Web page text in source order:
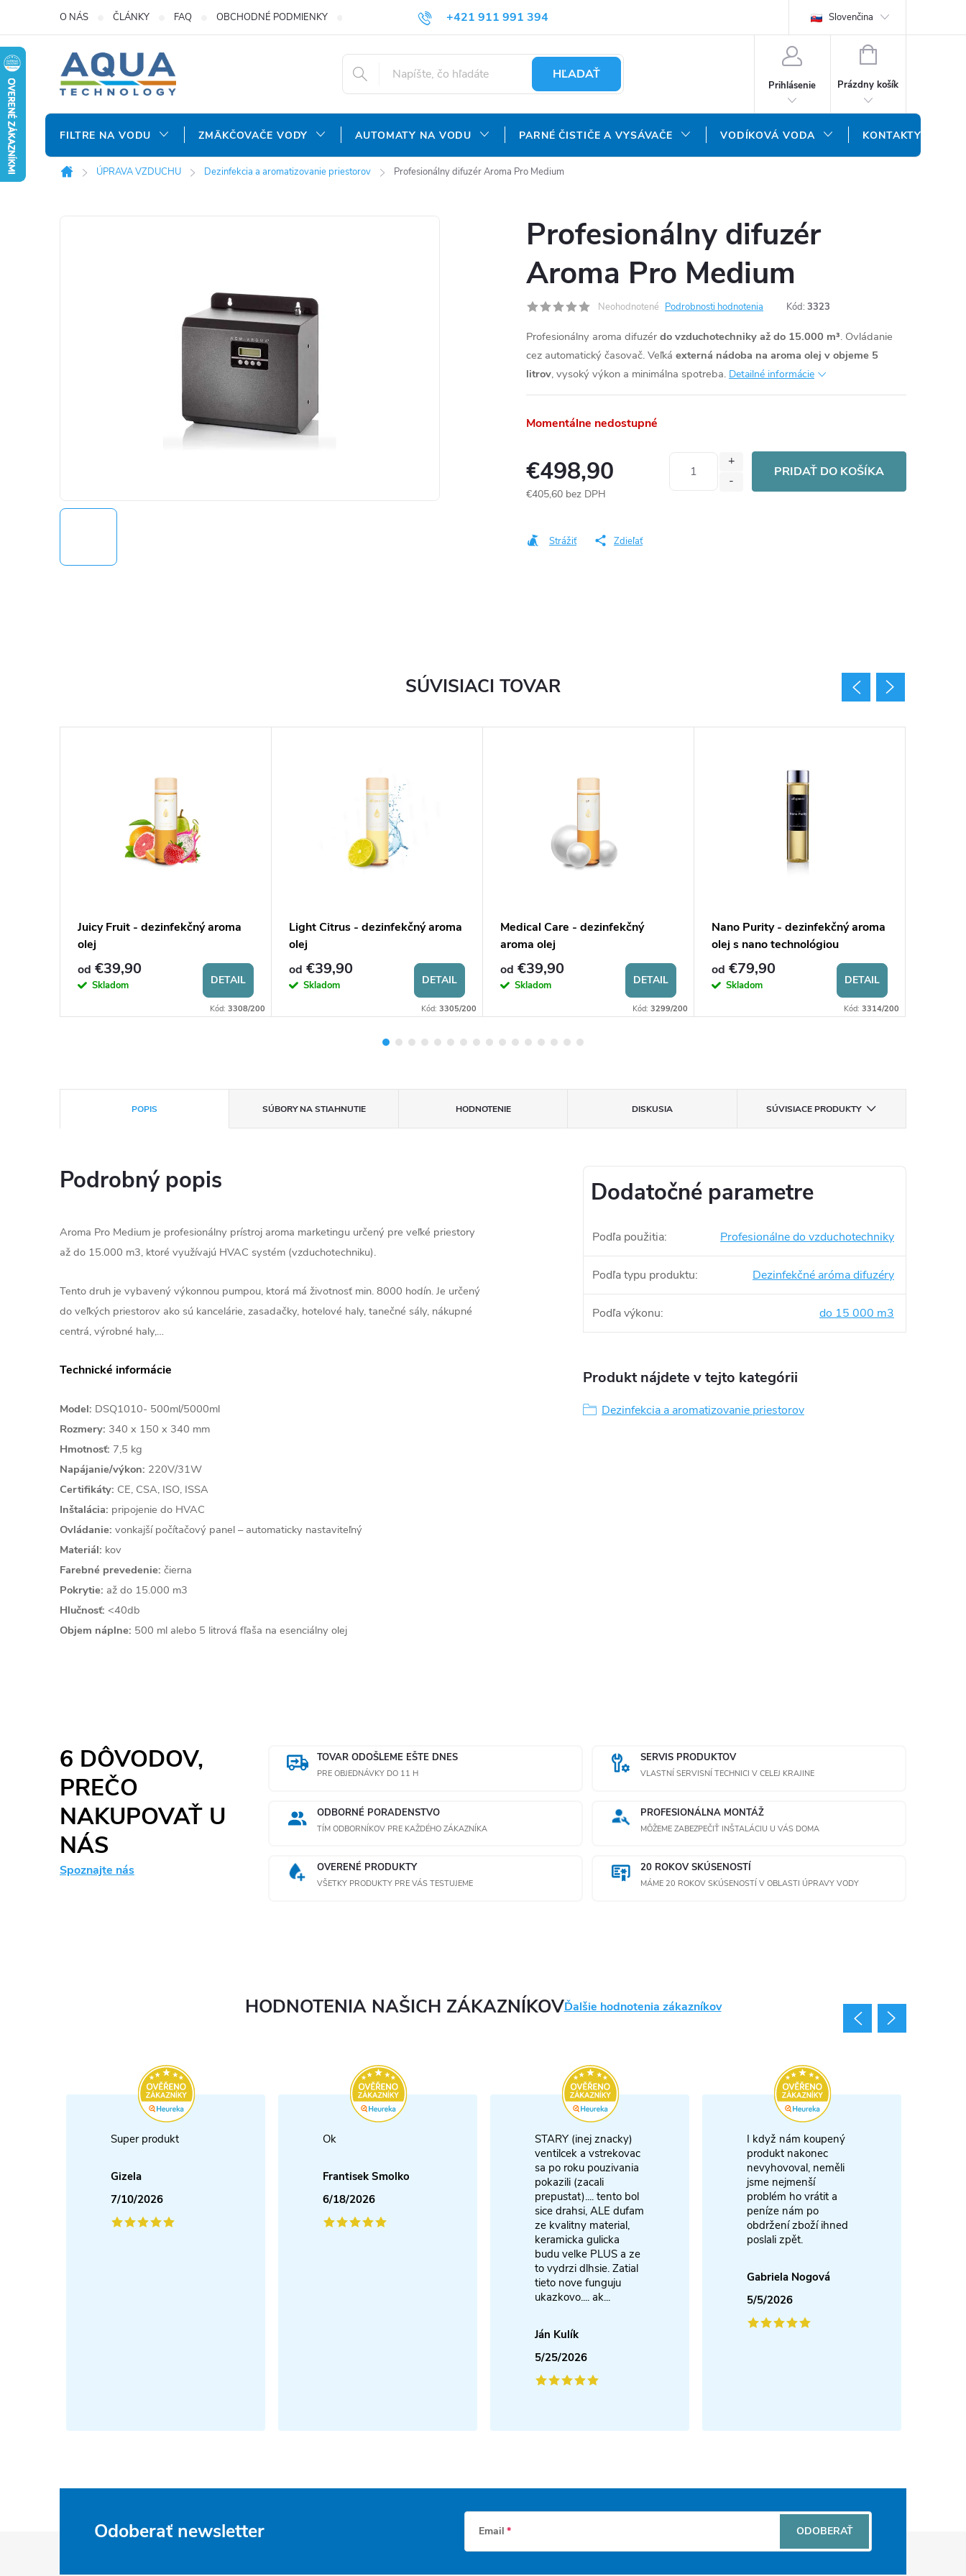
obsah
+421 911 991 394
info@aquatechnology.sk
O NÁS ČLÁNKY FAQ OBCHODNÉ PODMIENKY REKLAMAČNÝ PORIADOK OCHRANA OSOBNÝCH ÚDAJOV DOPRAVA A PLATBA
Slovenčina
HĽADAŤ
Prihlásenie
NÁKUPNÝ
Prázdny košík
FILTRE NA VODU ZMÄKČOVAČE VODY AUTOMATY NA VODU PARNÉ ČISTIČE A VYSÁVAČE VODÍKOVÁ VODA KONTAKTY
Domov
ÚPRAVA VZDUCHU Dezinfekcia a aromatizovanie priestorov Profesionálny difuzér Aroma Pro Medium
Profesionálny difuzér
Aroma Pro Medium
Neohodnotené Podrobnosti hodnotenia Kód: 3323
Profesionálny aroma difuzér do vzduchotechniky až do 15.000 m³. Ovládanie
cez automatický časovač. Veľká externá nádoba na aroma olej v objeme 5
litrov, vysoký výkon a minimálna spotreba. Detailné informácie
Momentálne nedostupné
€498,90
€405,60 bez DPH
PRIDAŤ DO KOŠÍKA
Strážiť Zdieľať
POPIS SÚBORY NA STIAHNUTIE HODNOTENIE DISKUSIA SÚVISIACE PRODUKTY
Podrobný popis
Aroma Pro Medium je profesionálny prístroj aroma marketingu určený pre veľké priestory
až do 15.000 m3, ktoré využívajú HVAC systém (vzduchotechniku).
Tento druh je vybavený výkonnou pumpou, ktorá má životnosť min. 8000 hodín. Je určený
do veľkých priestorov ako sú kancelárie, zasadačky, hotelové haly, tanečné sály, nákupné
centrá, výrobné haly,…
Technické informácie
Model: DSQ1010- 500ml/5000ml
Rozmery: 340 x 150 x 340 mm
Hmotnosť: 7,5 kg
Napájanie/výkon: 220V/31W
Certifikáty: CE, CSA, ISO, ISSA
Inštalácia: pripojenie do HVAC
Ovládanie: vonkajší počítačový panel – automaticky nastaviteľný
Materiál: kov
Farebné prevedenie: čierna
Pokrytie: až do 15.000 m3
Hlučnosť: <40db
Objem náplne: 500 ml alebo 5 litrová fľaša na esenciálny olej
Dodatočné parametre
Podľa použitia: Profesionálne do vzduchotechniky
Podľa typu produktu: Dezinfekčné aróma difuzéry
Podľa výkonu: do 15 000 m3
Produkt nájdete v tejto kategórii
Dezinfekcia a aromatizovanie priestorov
SÚVISIACI TOVAR
Juicy Fruit - dezinfekčný aroma
olej
od €39,90
Skladom DETAIL
Kód: 3308/200
Light Citrus - dezinfekčný aroma
olej
od €39,90
Skladom DETAIL
Kód: 3305/200
Medical Care - dezinfekčný
aroma olej
od €39,90
Skladom DETAIL
Kód: 3299/200
Nano Purity - dezinfekčný aroma
olej s nano technológiou
od €79,90
Skladom DETAIL
Kód: 3314/200
6 DÔVODOV,
PREČO
NAKUPOVAŤ U
NÁS
Spoznajte nás
TOVAR ODOŠLEME EŠTE DNES
PRE OBJEDNÁVKY DO 11 H
SERVIS PRODUKTOV
VLASTNÍ SERVISNÍ TECHNICI V CELEJ KRAJINE
ODBORNÉ PORADENSTVO
TÍM ODBORNÍKOV PRE KAŽDÉHO ZÁKAZNÍKA
PROFESIONÁLNA MONTÁŽ
MÔŽEME ZABEZPEČIŤ INŠTALÁCIU U VÁS DOMA
OVERENÉ PRODUKTY
VŠETKY PRODUKTY PRE VÁS TESTUJEME
20 ROKOV SKÚSENOSTÍ
MÁME 20 ROKOV SKÚSENOSTÍ V OBLASTI ÚPRAVY VODY
HODNOTENIA NAŠICH ZÁKAZNÍKOVĎalšie hodnotenia zákazníkov
Super produkt
Gizela
7/10/2026
Ok
Frantisek Smolko
6/18/2026
STARY (inej znacky)
ventilcek a vstrekovac
sa po roku pouzivania
pokazili (zacali
prepustat).... tento bol
sice drahsi, ALE dufam
ze kvalitny material,
keramicka gulicka
budu velke PLUS a ze
to vydrzi dlhsie. Zatial
tieto nove funguju
ukazkovo.... ak...
Ján Kulík
5/25/2026
I když nám koupený
produkt nakonec
nevyhovoval, neměli
jsme nejmenší
problém ho vrátit a
peníze nám po
obdržení zboží ihned
poslali zpět.
Gabriela Nogová
5/5/2026
Odoberať newsletter Email ODOBERAŤ